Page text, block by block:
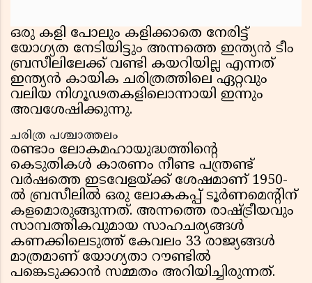
ഒരു കളി പോലും കളിക്കാതെ നേരിട്ട്
യോഗ്യത നേടിയിട്ടും അന്നത്തെ ഇന്ത്യൻ ടീം
ബ്രസീലിലേക്ക് വണ്ടി കയറിയില്ല എന്നത്
ഇന്ത്യൻ കായിക ചരിത്രത്തിലെ ഏറ്റവും
വലിയ നിഗൂഢതകളിലൊന്നായി ഇന്നും
അവശേഷിക്കുന്നു.
ചരിത്ര പശ്ചാത്തലം
രണ്ടാം ലോകമഹായുദ്ധത്തിന്റെ
കെടുതികൾ കാരണം നീണ്ട പന്ത്രണ്ട്
വർഷത്തെ ഇടവേളയ്ക്ക് ശേഷമാണ് 1950-
ൽ ബ്രസീലിൽ ഒരു ലോകകപ്പ് ടൂർണമെന്റിന്
കളമൊരുങ്ങുന്നത്. അന്നത്തെ രാഷ്ട്രീയവും
സാമ്പത്തികവുമായ സാഹചര്യങ്ങൾ
കണക്കിലെടുത്ത് കേവലം 33 രാജ്യങ്ങൾ
മാത്രമാണ് യോഗ്യതാ റൗണ്ടിൽ
പങ്കെടുക്കാൻ സമ്മതം അറിയിച്ചിരുന്നത്.